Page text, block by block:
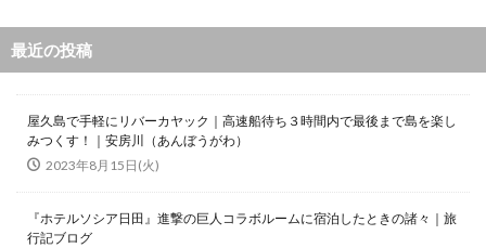
最近の投稿
屋久島で手軽にリバーカヤック｜高速船待ち３時間内で最後まで島を楽し
みつくす！｜安房川（あんぼうがわ）
2023年8月15日(火)
『ホテルソシア日田』進撃の巨人コラボルームに宿泊したときの諸々｜旅
行記ブログ